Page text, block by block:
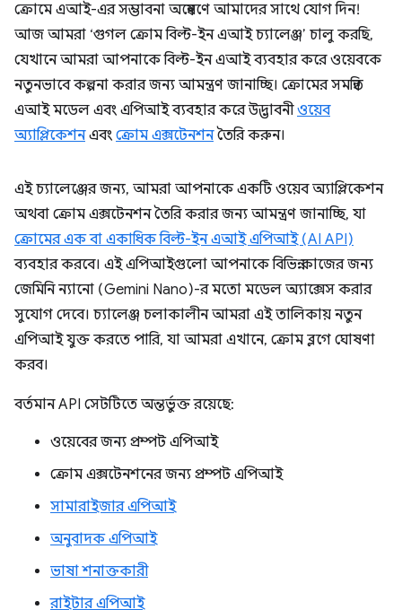
ক্রোমে এআই-এর সম্ভাবনা অন্বেষণে আমাদের সাথে যোগ দিন!
আজ আমরা ‘গুগল ক্রোম বিল্ট-ইন এআই চ্যালেঞ্জ’ চালু করছি,
যেখানে আমরা আপনাকে বিল্ট-ইন এআই ব্যবহার করে ওয়েবকে
নতুনভাবে কল্পনা করার জন্য আমন্ত্রণ জানাচ্ছি। ক্রোমের সমন্বিত
এআই মডেল এবং এপিআই ব্যবহার করে উদ্ভাবনীওয়েব
অ্যাপ্লিকেশনএবং ক্রোম এক্সটেনশনতৈরি করুন।
এই চ্যালেঞ্জের জন্য, আমরা আপনাকে একটি ওয়েব অ্যাপ্লিকেশন
অথবা ক্রোম এক্সটেনশন তৈরি করার জন্য আমন্ত্রণ জানাচ্ছি, যা
ক্রোমের এক বা একাধিক বিল্ট-ইন এআই এপিআই (AI API)
ব্যবহার করবে। এই এপিআইগুলো আপনাকে বিভিন্ন কাজের জন্য
জেমিনি ন্যানো (Gemini Nano)-র মতো মডেল অ্যাক্সেস করার
সুযোগ দেবে। চ্যালেঞ্জ চলাকালীন আমরা এই তালিকায় নতুন
এপিআই যুক্ত করতে পারি, যা আমরা এখানে, ক্রোম ব্লগে ঘোষণা
করব।
বর্তমান API সেটটিতে অন্তর্ভুক্ত রয়েছে:
ওয়েবের জন্য প্রম্পট এপিআই
ক্রোম এক্সটেনশনের জন্য প্রম্পট এপিআই
সামারাইজার এপিআই
অনুবাদক এপিআই
ভাষা শনাক্তকারী
রাইটার এপিআই